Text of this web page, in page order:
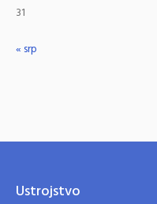
31
« srp
Ustrojstvo